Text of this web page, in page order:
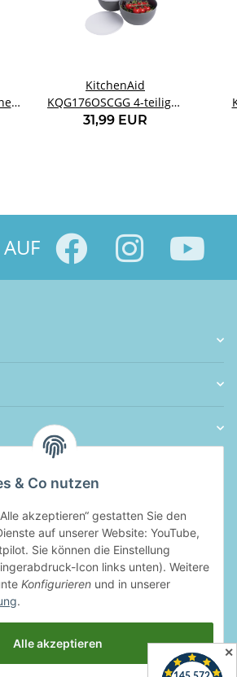
KitchenAid
KQG176OSCGG 4-teiliges
Meal Prep Bowl Set mit
31,99 EUR
& Co nutzen
akzeptieren“ gestatten Sie den
auf unserer Website: YouTube,
Sie können die Einstellung
Icon links unten). Weitere
Konfigurieren und in unserer
.
Alle akzeptieren
✕